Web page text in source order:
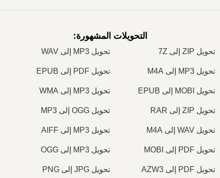
التحويلات المشهورة:
تحويل ZIP إلى 7Z تحويل MP3 إلى WAV
تحويل MP3 إلى M4A تحويل PDF إلى EPUB
تحويل MOBI إلى EPUB تحويل MP3 إلى WMA
تحويل ZIP إلى RAR تحويل OGG إلى MP3
تحويل WAV إلى M4A تحويل MP3 إلى AIFF
تحويل PDF إلى MOBI تحويل MP3 إلى OGG
تحويل PDF إلى AZW3 تحويل JPG إلى PNG